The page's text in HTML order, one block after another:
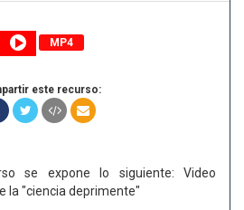
MP4
este recurso:
se expone lo siguiente: Video
la "ciencia deprimente"